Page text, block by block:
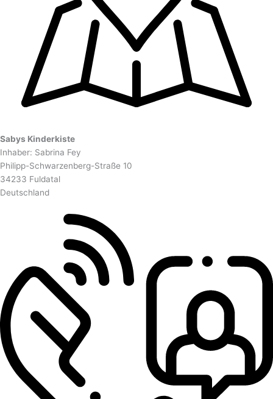
Sabys Kinderkiste
Inhaber: Sabrina Fey
Philipp-Schwarzenberg-Straße 10
34233 Fuldatal
Deutschland